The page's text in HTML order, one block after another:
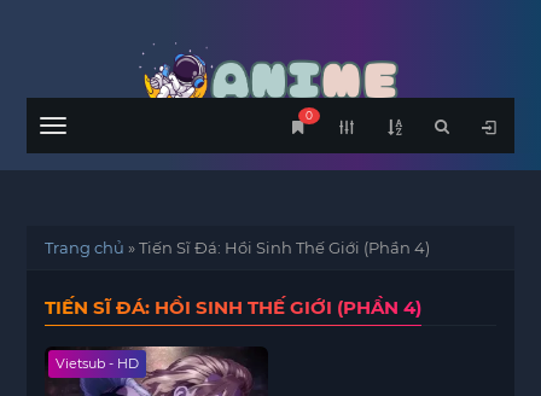
Menu
0
Trang chủ »Tiến Sĩ Đá: Hồi Sinh Thế Giới (Phần 4)
TIẾN SĨ ĐÁ: HỒI SINH THẾ GIỚI (PHẦN 4)
Vietsub - HD